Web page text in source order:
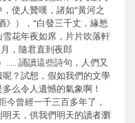
使人贊嘆，諸如“黃河之
》），“白發三千丈，緣愁
雪花年夜如席，片片吹落軒
，隨君直到夜郎
……誦讀這些詩句，人們又
？試想，假如我們的文學
么令人遺憾的氣象啊！
今曾經一千三百多年了，
天，供我們明天的讀者瀏